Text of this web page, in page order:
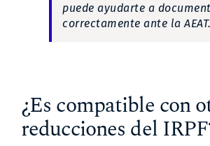
puede ayudarte a
correctamente ante la AEAT.
¿Es compatible con
reducciones del